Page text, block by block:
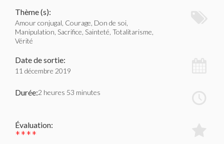
Thème (s):
Amour conjugal, Courage, Don de soi,
Manipulation, Sacrifice, Sainteté, Totalitarisme,
Vérité
Date de sortie:
11 décembre 2019
Durée:2 heures 53 minutes
Évaluation:
****